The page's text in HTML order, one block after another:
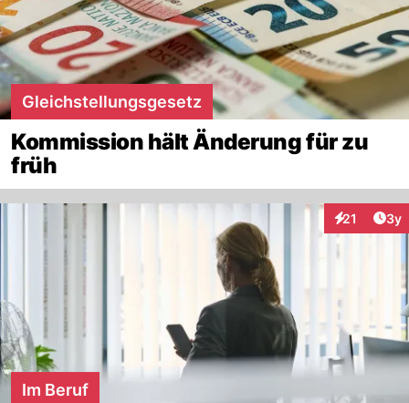
Gleichstellungsgesetz
Kommission hält Änderung für zu
früh
21 3y
Im Beruf